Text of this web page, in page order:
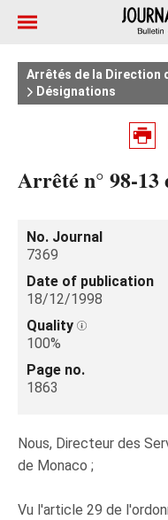
Arrêtés de la Direction
Désignations
Arrêté n° 98-13
No. Journal
7369
Date of publication
18/12/1998
Quality
100%
Page no.
1863
Nous, Directeur des
de Monaco ;
Vu l'article 29 de